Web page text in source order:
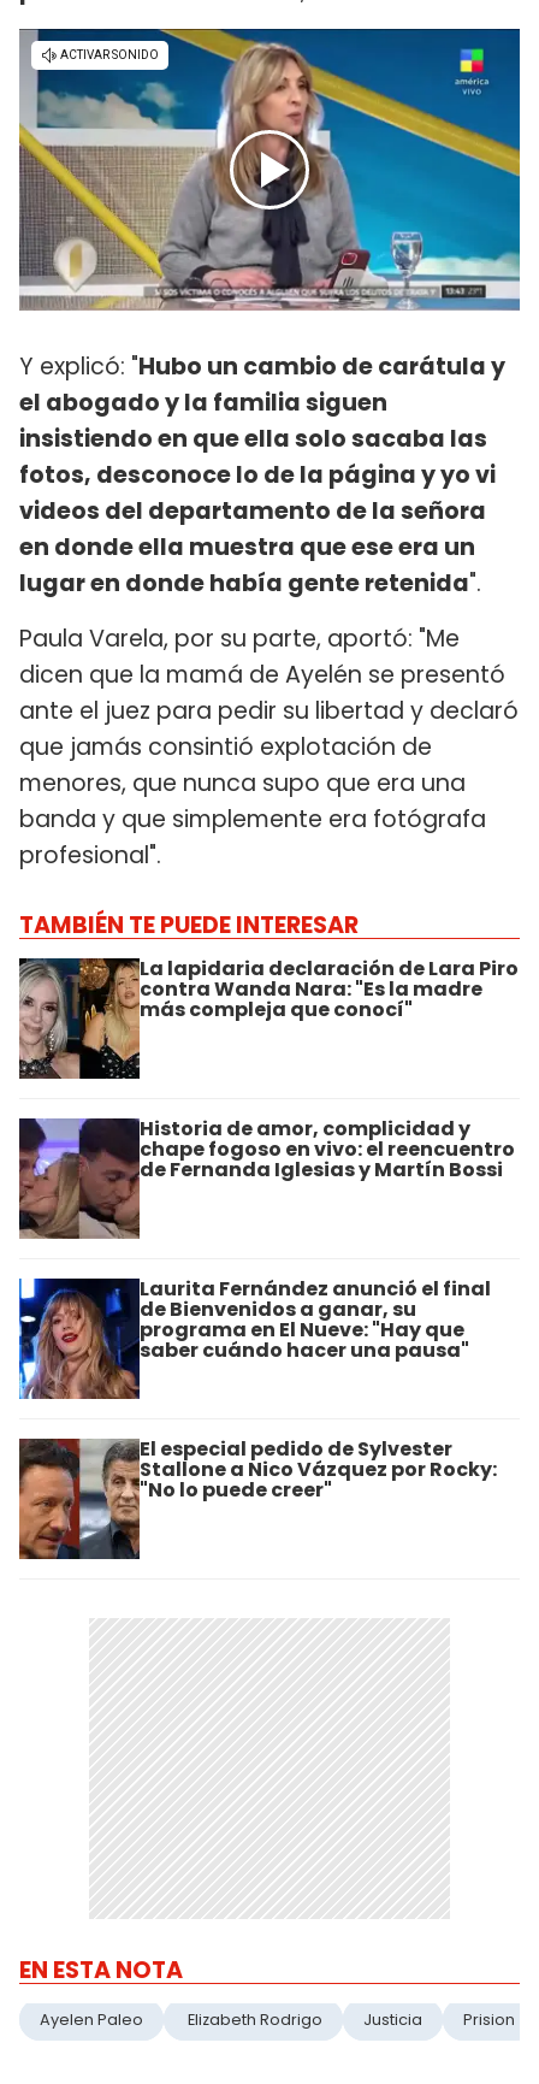
Y explicó: "Hubo un cambio de carátula y
el abogado y la familia siguen
insistiendo en que ella solo sacaba las
fotos, desconoce lo de la página y yo vi
videos del departamento de la señora
en donde ella muestra que ese era un
lugar en donde había gente retenida".
Paula Varela, por su parte, aportó: "Me
dicen que la mamá de Ayelén se presentó
ante el juez para pedir su libertad y declaró
que jamás consintió explotación de
menores, que nunca supo que era una
banda y que simplemente era fotógrafa
profesional".
TAMBIÉN TE PUEDE INTERESAR
La lapidaria declaración de Lara Piro
contra Wanda Nara: "Es la madre
más compleja que conocí"
Historia de amor, complicidad y
chape fogoso en vivo: el reencuentro
de Fernanda Iglesias y Martín Bossi
Laurita Fernández anunció el final
de Bienvenidos a ganar, su
programa en El Nueve: "Hay que
saber cuándo hacer una pausa"
El especial pedido de Sylvester
Stallone a Nico Vázquez por Rocky:
"No lo puede creer"
EN ESTA NOTA
Ayelen Paleo Elizabeth Rodrigo Justicia Prision